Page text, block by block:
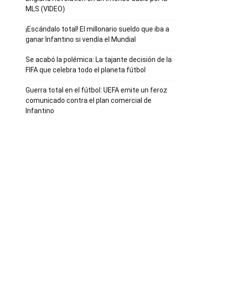
MLS (VIDEO)
¡Escándalo total! El millonario sueldo que iba a
ganar Infantino si vendía el Mundial
Se acabó la polémica: La tajante decisión de la
FIFA que celebra todo el planeta fútbol
Guerra total en el fútbol: UEFA emite un feroz
comunicado contra el plan comercial de
Infantino